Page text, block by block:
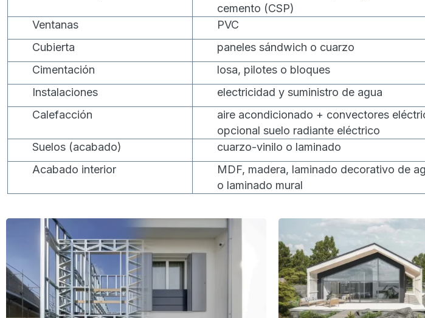
cemento (CSP)
Ventanas
PVC
Cubierta
paneles sándwich o cuarzo
Cimentación
losa, pilotes o bloques
Instalaciones
electricidad y suministro de agua
Calefacción
aire acondicionado + convectores
opcional suelo radiante eléctrico
Suelos (acabado)
cuarzo-vinilo o laminado
Acabado interior
MDF, madera, laminado decorativo de
o laminado mural